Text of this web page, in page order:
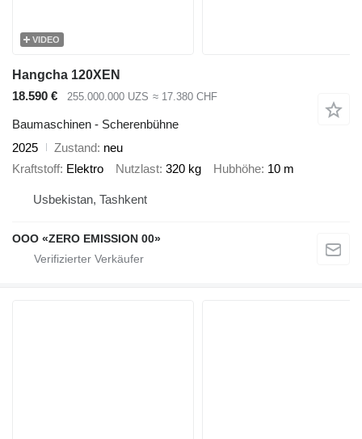
VIDEO
Hangcha 120XEN
18.590 €
255.000.000 UZS ≈ 17.380 CHF
Baumaschinen - Scherenbühne
2025
Zustand neu
Kraftstoff Elektro Nutzlast 320 kg Hubhöhe 10 m
Usbekistan, Tashkent
OOO «ZERO EMISSION 00»